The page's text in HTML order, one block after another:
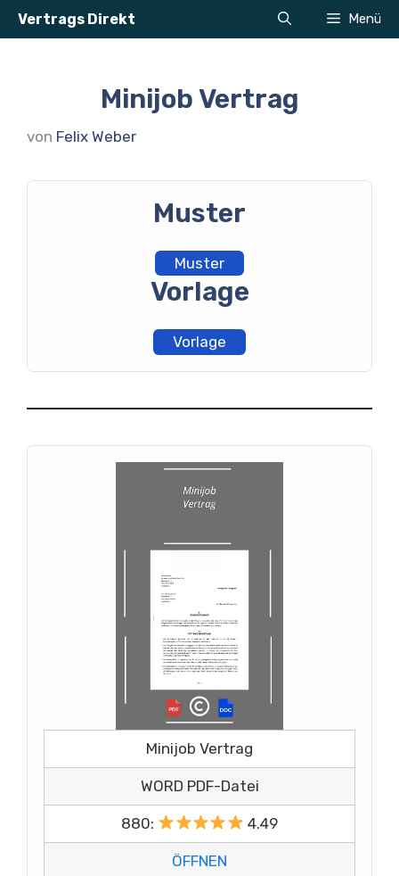
Zum
Vertrags Direkt Menü
Minijob Vertrag
von Felix Weber
Muster
Muster
Vorlage
Vorlage
Minijob Vertrag
WORD PDF-Datei
880: 4.49
ÖFFNEN